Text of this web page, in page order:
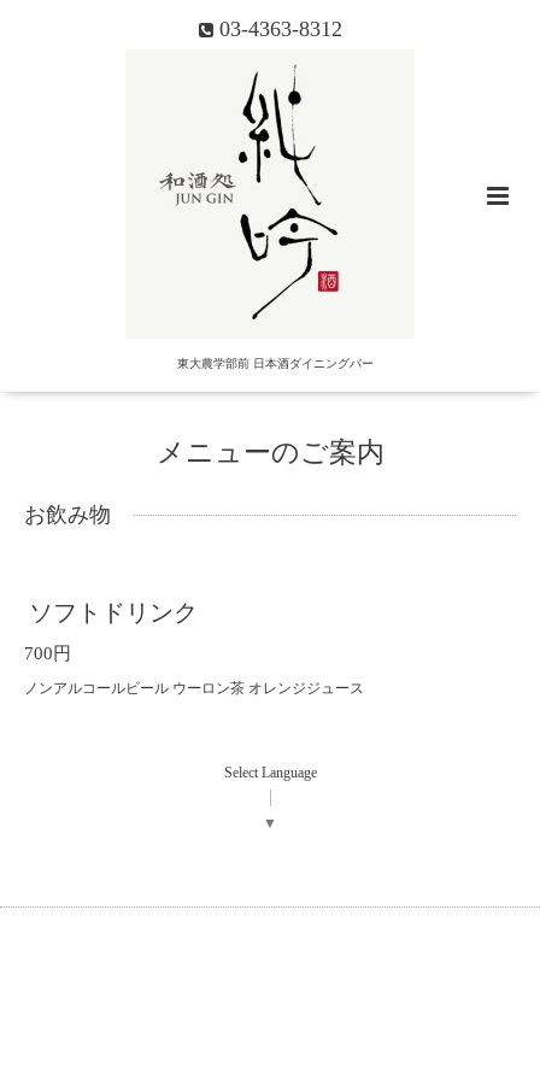
03-4363-8312
東大農学部前 日本酒ダイニングバー
メニューのご案内
お飲み物
ソフトドリンク
700円
ノンアルコールビール ウーロン茶 オレンジジュース
Select Language
▼